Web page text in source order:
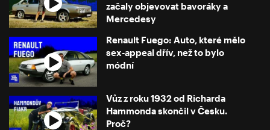
začaly objevovat bavoráky a
Mercedesy
Renault Fuego: Auto, které mělo
sex-appeal dřív, než to bylo
módní
Vůz z roku 1932 od Richarda
Hammonda skončil v Česku.
Proč?